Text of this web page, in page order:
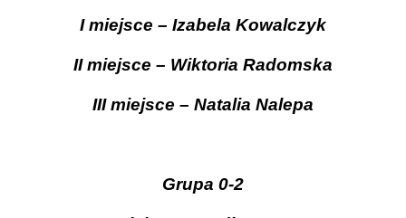
I miejsce – Izabela Kowalczyk
II miejsce – Wiktoria Radomska
III miejsce – Natalia Nalepa
Grupa 0-2